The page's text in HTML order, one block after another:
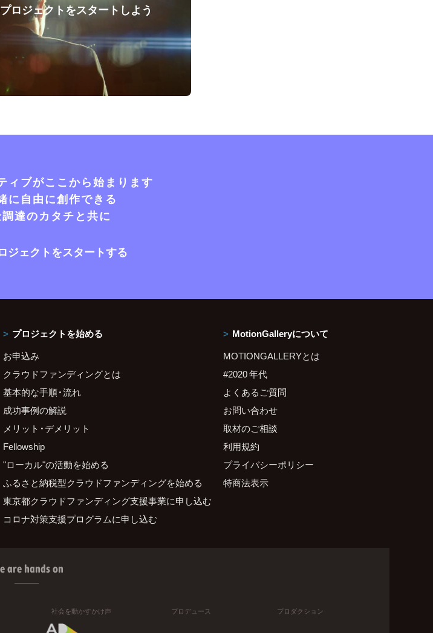
ロジェクトをスタートしよう
ィブがここから始まります
に自由に創作できる
達のカタチと共に
ジェクトをスタートする
プロジェクトを始める
お申込み
クラウドファンディングとは
基本的な手順・流れ
成功事例の解説
メリット・デメリット
Fellowship
"ローカル"の活動を始める
ふるさと納税型クラウドファンディングを始める
東京都クラウドファンディング支援事業に申し込む
コロナ対策支援プログラムに申し込む
MotionGalleryについて
MOTIONGALLERYとは
#2020 年代
よくあるご質問
お問い合わせ
取材のご相談
利用規約
プライバシーポリシー
特商法表示
are hands on
社会を動かすかけ声 プロデュース プロダクション